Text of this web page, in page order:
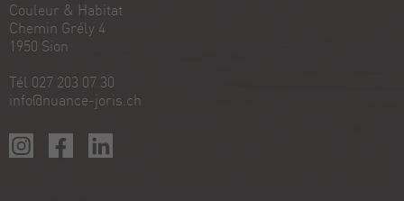
Couleur & Habitat
Chemin Grély 4
1950 Sion
Tél 027 203 07 30
info@nuance-joris.ch